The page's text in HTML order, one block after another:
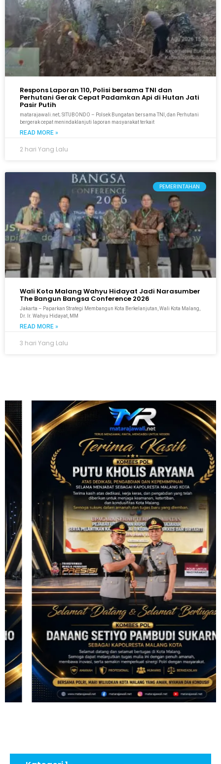
Respons Laporan 110, Polisi bersama TNI dan
Perhutani Gerak Cepat Padamkan Api di Hutan Jati
Pasir Putih
matarajawali.net; SITUBONDO – Polsek Bungatan bersama TNI, dan Perhutani
bergerak cepat menindaklanjuti laporan masyarakat terkait
READ MORE »
2 hari Yang Lalu
PEMERINTAHAN
Wali Kota Malang Wahyu Hidayat Jadi Narasumber
The Bangun Bangsa Conference 2026
Jakarta – Paparkan Strategi Membangun Kota Berkelanjutan, Wali Kota Malang,
Dr. Ir. Wahyu Hidayat, MM
READ MORE »
3 hari Yang Lalu